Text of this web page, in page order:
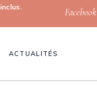
Facebook
ACTUALITÉS